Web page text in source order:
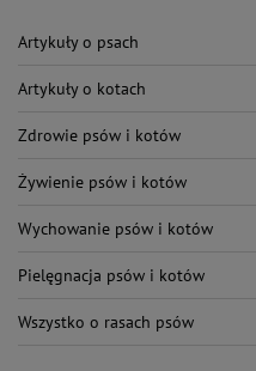
Artykuły o psach
Artykuły o kotach
Zdrowie psów i kotów
Żywienie psów i kotów
Wychowanie psów i kotów
Pielęgnacja psów i kotów
Wszystko o rasach psów